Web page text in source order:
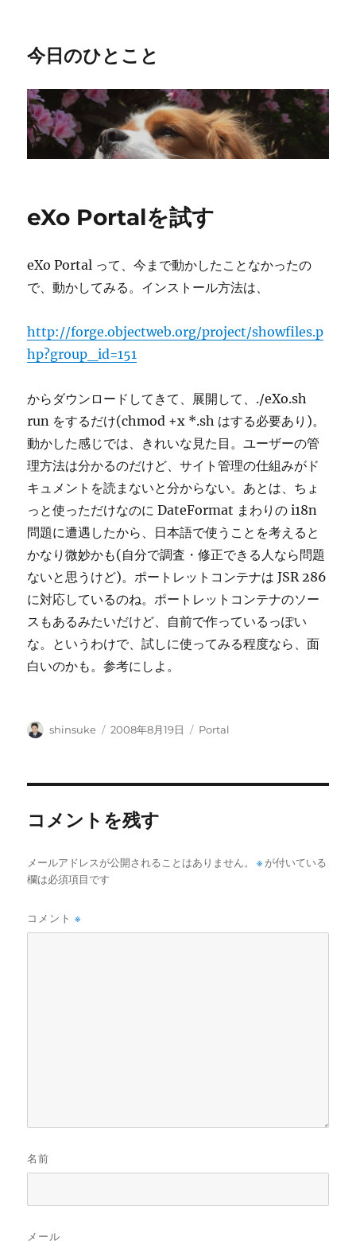
今日のひとこと
eXo Portalを試す
eXo Portal って、今まで動かしたことなかったの
で、動かしてみる。インストール方法は、
http://forge.objectweb.org/project/showfiles.p
hp?group_id=151
からダウンロードしてきて、展開して、./eXo.sh
run をするだけ(chmod +x *.sh はする必要あり)。
動かした感じでは、きれいな見た目。ユーザーの管
理方法は分かるのだけど、サイト管理の仕組みがド
キュメントを読まないと分からない。あとは、ちょ
っと使っただけなのに DateFormat まわりの i18n
問題に遭遇したから、日本語で使うことを考えると
かなり微妙かも(自分で調査・修正できる人なら問題
ないと思うけど)。ポートレットコンテナは JSR 286
に対応しているのね。ポートレットコンテナのソー
スもあるみたいだけど、自前で作っているっぽい
な。というわけで、試しに使ってみる程度なら、面
白いのかも。参考にしよ。
投
shinsuke
投
2008年8月19日
カ
Portal
コメントを残す
メールアドレスが公開されることはありません。 ※が付いている
欄は必須項目です
コメント※
名前
メール